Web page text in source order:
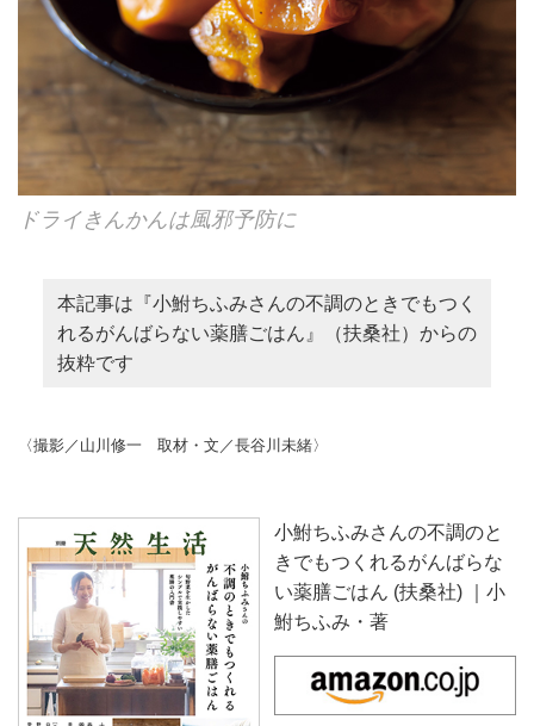
ドライきんかんは風邪予防に
本記事は『小鮒ちふみさんの不調のときでもつく
れるがんばらない薬膳ごはん』（扶桑社）からの
抜粋です
〈撮影／山川修一 取材・文／長谷川未緒〉
小鮒ちふみさんの不調のと
きでもつくれるがんばらな
い薬膳ごはん (扶桑社) ｜小
鮒ちふみ・著